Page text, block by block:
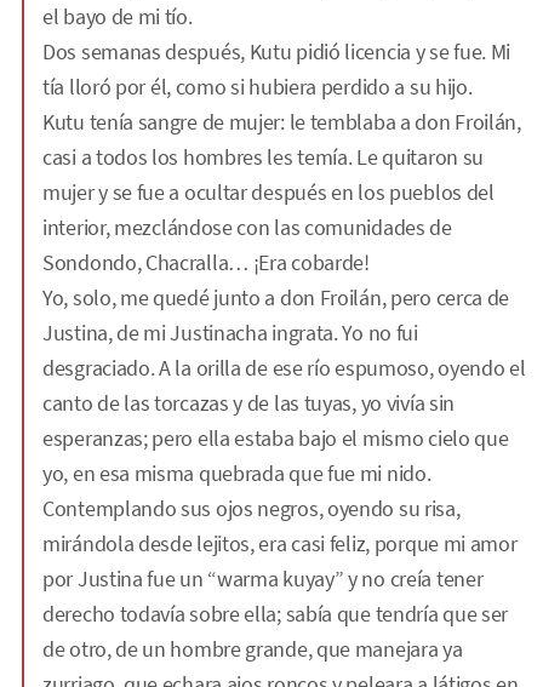
el bayo de mi tío.
Dos semanas después, Kutu pidió licencia y se fue. Mi
tía lloró por él, como si hubiera perdido a su hijo.
Kutu tenía sangre de mujer: le temblaba a don Froilán,
casi a todos los hombres les temía. Le quitaron su
mujer y se fue a ocultar después en los pueblos del
interior, mezclándose con las comunidades de
Sondondo, Chacralla… ¡Era cobarde!
Yo, solo, me quedé junto a don Froilán, pero cerca de
Justina, de mi Justinacha ingrata. Yo no fui
desgraciado. A la orilla de ese río espumoso, oyendo el
canto de las torcazas y de las tuyas, yo vivía sin
esperanzas; pero ella estaba bajo el mismo cielo que
yo, en esa misma quebrada que fue mi nido.
Contemplando sus ojos negros, oyendo su risa,
mirándola desde lejitos, era casi feliz, porque mi amor
por Justina fue un “warma kuyay” y no creía tener
derecho todavía sobre ella; sabía que tendría que ser
de otro, de un hombre grande, que manejara ya